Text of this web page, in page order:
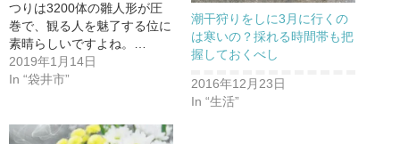
つりは3200体の雛人形が圧
巻で、観る人を魅了する位に
素晴らしいですよね。…
2019年1月14日
In “袋井市”
潮干狩りをしに3月に行くの
は寒いの？採れる時間帯も把
握しておくべし
2016年12月23日
In “生活”